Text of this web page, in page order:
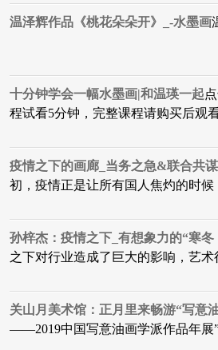
温泽辉作品《桃花朵朵开》_-水墨画
十分钟学会一幅水墨画|和温瑛一起
程试看5分钟，完整课程请购买后观
疫情之下的画廊_当务之急&联合共谋
初，疫情正是让所有国人焦灼的时候
孙梓杰：疫情之下_有想象力的“寒冬
之下对行业造成了巨大的影响，艺
关山月美术馆：正月里来畅游“写意
——2019中国写意油画学派作品年展